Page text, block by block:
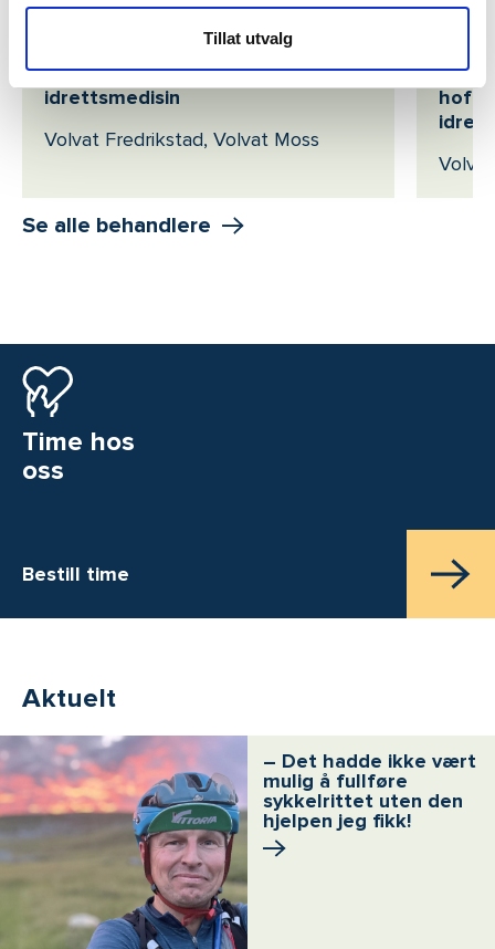
Tillat utvalg
Ortoped og spesialist i
idrettsmedisin
Volvat Fredrikstad, Volvat Moss
Se alle behandlere
Time hos
oss
Bestill time
Aktuelt
– Det hadde ikke vært
mulig å fullføre
sykkelrittet uten den
hjelpen jeg fikk!